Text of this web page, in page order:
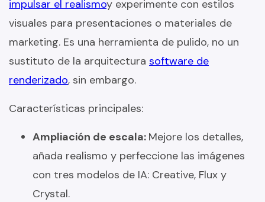
impulsar el realismoy experimente con estilos
visuales para presentaciones o materiales de
marketing. Es una herramienta de pulido, no un
sustituto de la arquitectura software de
renderizado, sin embargo.
Características principales:
Ampliación de escala: Mejore los detalles,
añada realismo y perfeccione las imágenes
con tres modelos de IA: Creative, Flux y
Crystal.